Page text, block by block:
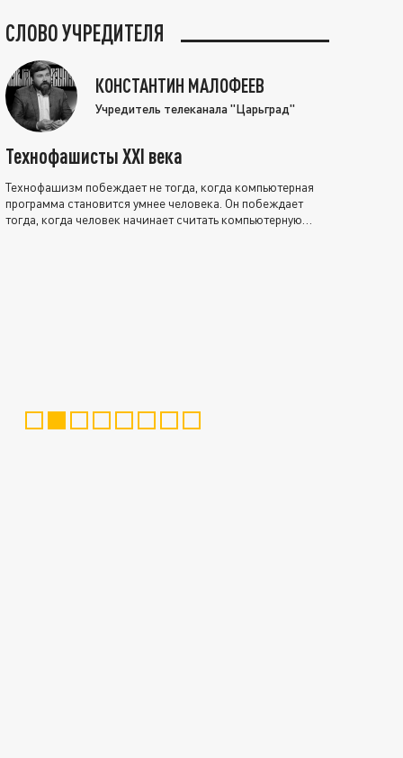
СЛОВО УЧРЕДИТЕЛЯ
КОНСТАНТИН МАЛОФЕЕВ
Учредитель телеканала "Царьград"
Технофашисты XXI века
Технофашизм побеждает не тогда, когда компьютерная
программа становится умнее человека. Он побеждает
тогда, когда человек начинает считать компьютерную